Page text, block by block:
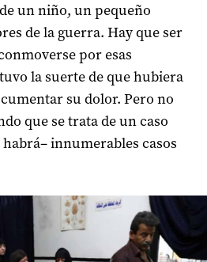
un niño, un pequeño
de la guerra. Hay que ser
por esas
la suerte de que hubiera
su dolor. Pero no
que se trata de un caso
innumerables casos